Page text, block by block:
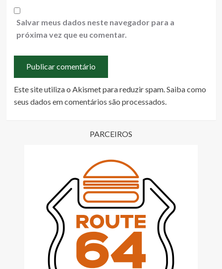
Salvar meus dados neste navegador para a
próxima vez que eu comentar.
Este site utiliza o Akismet para reduzir spam.Saiba como
seus dados em comentários são processados.
PARCEIROS